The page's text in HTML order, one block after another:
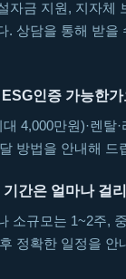
자금 지원, 지자체
. 상담을 통해 받을
인증 가능한
4,000만원)·렌탈·
방법을 안내해 드
간은 얼마나 걸
소규모는 1~2주,
정확한 일정을 안